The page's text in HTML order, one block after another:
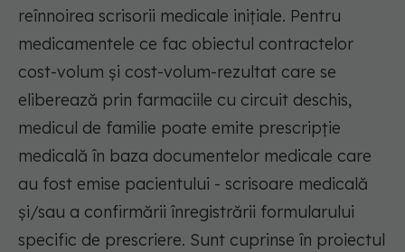
reînnoirea scrisorii medicale inițiale. Pentru
medicamentele ce fac obiectul contractelor
cost-volum şi cost-volum-rezultat care se
eliberează prin farmaciile cu circuit deschis,
medicul de familie poate emite prescripție
medicală în baza documentelor medicale care
au fost emise pacientului - scrisoare medicală
și/sau a confirmării înregistrării formularului
specific de prescriere. Sunt cuprinse în proiectul